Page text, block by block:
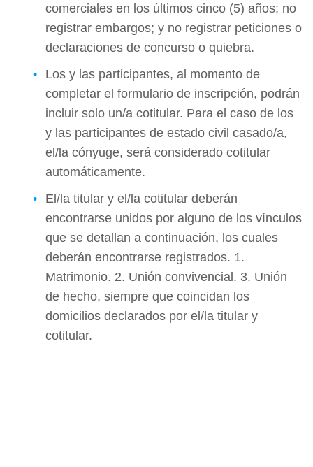
comerciales en los últimos cinco (5) años; no
registrar embargos; y no registrar peticiones o
declaraciones de concurso o quiebra.
Los y las participantes, al momento de
completar el formulario de inscripción, podrán
incluir solo un/a cotitular. Para el caso de los
y las participantes de estado civil casado/a,
el/la cónyuge, será considerado cotitular
automáticamente.
El/la titular y el/la cotitular deberán
encontrarse unidos por alguno de los vínculos
que se detallan a continuación, los cuales
deberán encontrarse registrados. 1.
Matrimonio. 2. Unión convivencial. 3. Unión
de hecho, siempre que coincidan los
domicilios declarados por el/la titular y
cotitular.